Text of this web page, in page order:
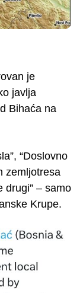
je
javlja
Bihaća na
“Doslovno
zemljotresa
drugi” – samo
Krupe.